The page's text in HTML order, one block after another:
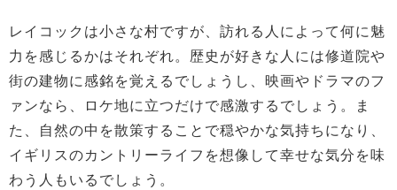
レイコックは小さな村ですが、訪れる人によって何に魅
力を感じるかはそれぞれ。歴史が好きな人には修道院や
街の建物に感銘を覚えるでしょうし、映画やドラマのフ
ァンなら、ロケ地に立つだけで感激するでしょう。ま
た、自然の中を散策することで穏やかな気持ちになり、
イギリスのカントリーライフを想像して幸せな気分を味
わう人もいるでしょう。